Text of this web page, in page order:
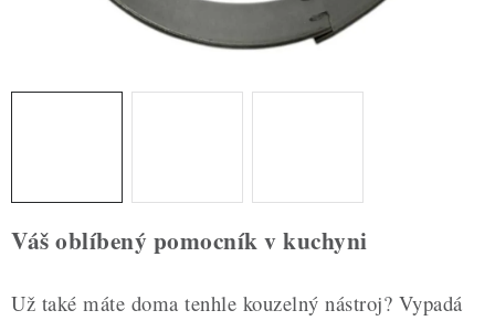
NOVÉ ZBOŽÍ
Nepřevzetí zásilky na dobírku
Obchodní podmínky
Hodnocení obchodu
Blog
Moje objednávka
Váš oblíbený pomocník v kuchyni
Už také máte doma tenhle kouzelný nástroj? Vypadá